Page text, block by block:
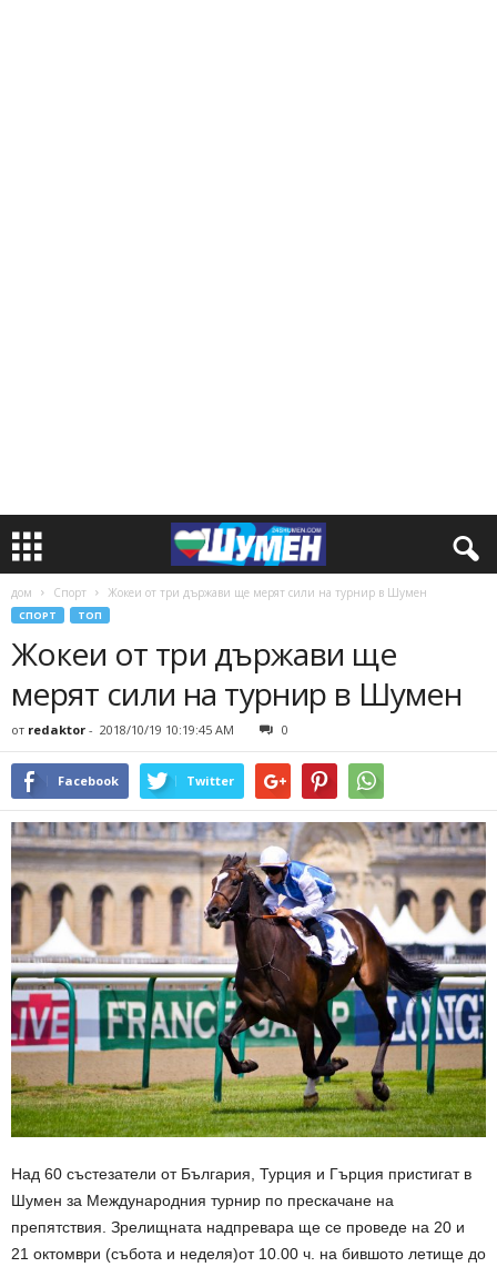
дом Спорт Жокеи от три държави ще мерят сили на турнир в Шумен
СПОРТ ТОП
Жокеи от три държави ще
мерят сили на турнир в Шумен
от redaktor - 2018/10/19 10:19:45 AM 0
Facebook Twitter
Над 60 състезатели от България, Турция и Гърция пристигат в
Шумен за Международния турнир по прескачане на
препятствия. Зрелищната надпревара ще се проведе на 20 и
21 октомври (събота и неделя)от 10.00 ч. на бившото летище до